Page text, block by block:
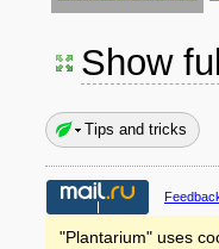
Show
Tips and tricks
"Plantarium" uses